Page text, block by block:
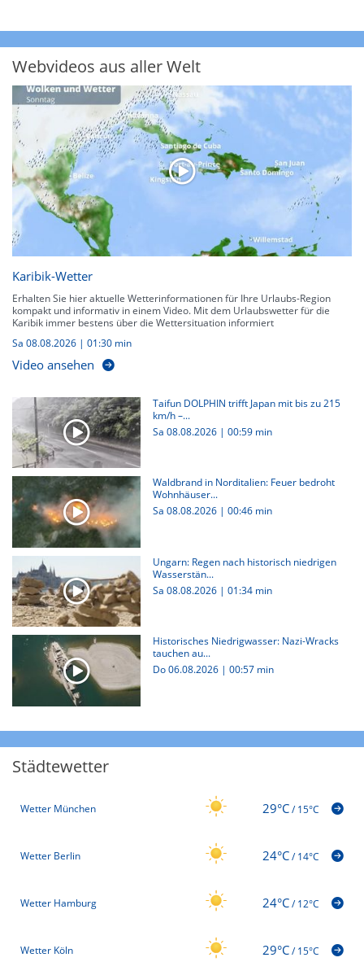
Webvideos aus aller Welt
Karibik-Wetter
Erhalten Sie hier aktuelle Wetterinformationen für Ihre Urlaubs-Region
kompakt und informativ in einem Video. Mit dem Urlaubswetter für die
Karibik immer bestens über die Wettersituation informiert
Sa 08.08.2026 | 01:30 min
Video ansehen
Taifun DOLPHIN trifft Japan mit bis zu 215
km/h –...
Sa 08.08.2026 |00:59 min
Waldbrand in Norditalien: Feuer bedroht
Wohnhäuser...
Sa 08.08.2026 |00:46 min
Ungarn: Regen nach historisch niedrigen
Wasserstän...
Sa 08.08.2026 |01:34 min
Historisches Niedrigwasser: Nazi-Wracks
tauchen au...
Do 06.08.2026 |00:57 min
Städtewetter
Wetter München 29°C/15°C
Wetter Berlin 24°C/14°C
Wetter Hamburg 24°C/12°C
Wetter Köln 29°C/15°C